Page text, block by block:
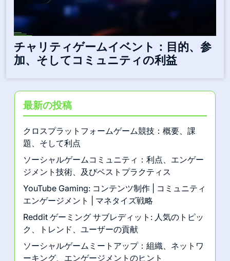
チャリティゲームイベント：目的、参
加、そしてコミュニティの利益
最新の投稿
クロスプラットフォームゲーム競技：概要、課
題、そして利点
ソーシャルゲームコミュニティ：利点、エンゲー
ジメント技術、及びベストプラクティス
YouTube Gaming: コンテンツ制作 | コミュニティ
エンゲージメント | マネタイズ戦略
Reddit ゲーミング サブレディット: 人気のトピッ
ク、トレンド、ユーザーの貢献
ソーシャルゲームミートアップ：組織、ネットワ
ーキング、エンゲージメントのヒント